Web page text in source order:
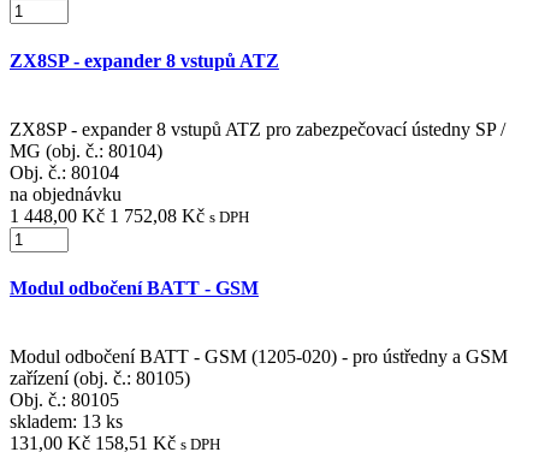
ZX8SP - expander 8 vstupů ATZ
ZX8SP - expander 8 vstupů ATZ pro zabezpečovací ústedny SP /
MG (obj. č.: 80104)
Obj. č.: 80104
na objednávku
1 448,00 Kč 1 752,08 Kč s DPH
Modul odbočení BATT - GSM
Modul odbočení BATT - GSM (1205-020) - pro ústředny a GSM
zařízení (obj. č.: 80105)
Obj. č.: 80105
skladem: 13 ks
131,00 Kč 158,51 Kč s DPH